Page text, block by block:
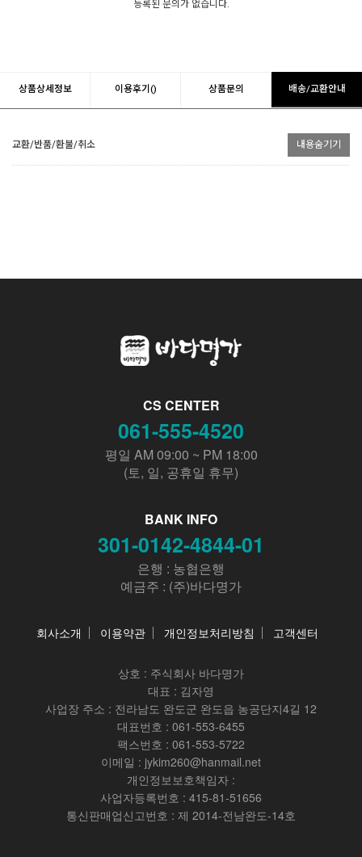
등록된 문의가 없습니다.
상품상세정보 이용후기() 상품문의 배송/교환안내
교환/반품/환불/취소 내용숨기기
CS CENTER
061-555-4520
평일 AM 09:00 ~ PM 18:00
(토, 일, 공휴일 휴무)
BANK INFO
301-0142-4844-01
은행 : 농협은행
예금주 : (주)바다명가
회사소개 이용약관 개인정보처리방침 고객센터
상호 : 주식회사 바다명가
대표 : 김자영
사업장 주소 : 전라남도 완도군 완도읍 농공단지4길 12
대표번호 : 061-553-6455
팩스번호 : 061-553-5722
이메일 : jykim260@hanmail.net
개인정보보호책임자 :
사업자등록번호 : 415-81-51656
통신판매업신고번호 : 제 2014-전남완도-14호